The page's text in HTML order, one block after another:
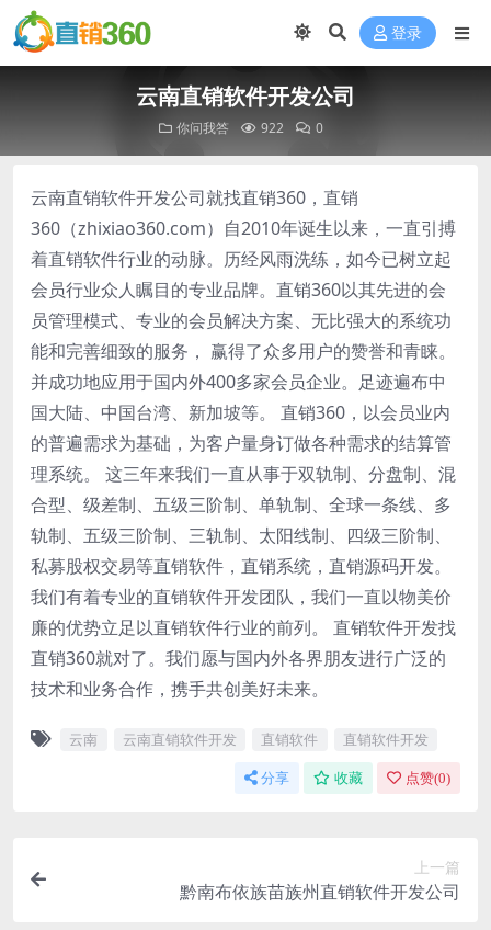
登录
云南直销软件开发公司
你问我答 922 0
云南直销软件开发公司就找直销360，直销
360（zhixiao360.com）自2010年诞生以来，一直引搏
着直销软件行业的动脉。历经风雨洗练，如今已树立起
会员行业众人瞩目的专业品牌。直销360以其先进的会
员管理模式、专业的会员解决方案、无比强大的系统功
能和完善细致的服务， 赢得了众多用户的赞誉和青睐。
并成功地应用于国内外400多家会员企业。足迹遍布中
国大陆、中国台湾、新加坡等。 直销360，以会员业内
的普遍需求为基础，为客户量身订做各种需求的结算管
理系统。 这三年来我们一直从事于双轨制、分盘制、混
合型、级差制、五级三阶制、单轨制、全球一条线、多
轨制、五级三阶制、三轨制、太阳线制、四级三阶制、
私募股权交易等直销软件，直销系统，直销源码开发。
我们有着专业的直销软件开发团队，我们一直以物美价
廉的优势立足以直销软件行业的前列。 直销软件开发找
直销360就对了。我们愿与国内外各界朋友进行广泛的
技术和业务合作，携手共创美好未来。
云南 云南直销软件开发 直销软件 直销软件开发
分享 收藏 点赞(0)
上一篇
黔南布依族苗族州直销软件开发公司